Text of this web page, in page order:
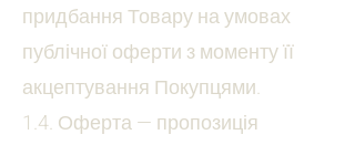
придбання Товару на умовах
публічної оферти з моменту її
акцептування Покупцями.
1.4. Оферта — пропозиція